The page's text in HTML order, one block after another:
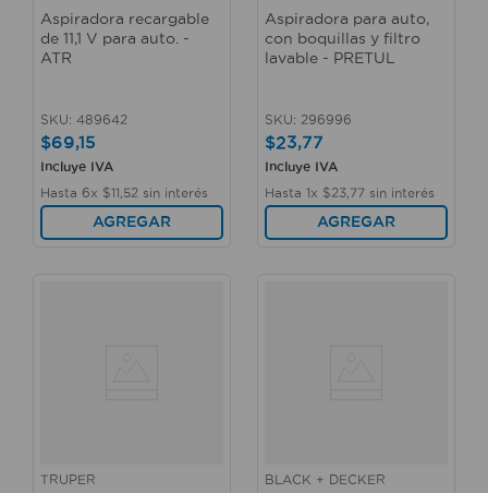
Aspiradora recargable
de 11,1 V para auto. -
ATR
SKU: 489642
$69,15
Incluye IVA
Hasta 6x $11 52 sin interés
AGREGAR
Aspiradora para auto,
con boquillas y filtro
lavable - PRETUL
SKU: 296996
$23,77
Incluye IVA
Hasta 1x $23 77 sin interés
AGREGAR
TRUPER BLACK + DECKER